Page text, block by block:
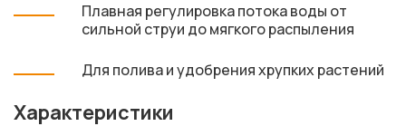
Плавная регулировка потока воды от
сильной струи до мягкого распыления
Для полива и удобрения хрупких растений
Характеристики